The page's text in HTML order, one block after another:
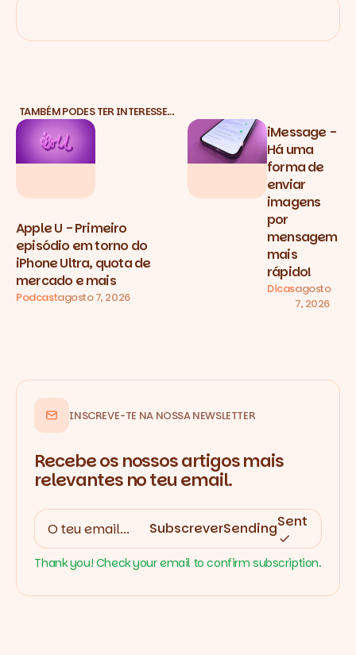
TAMBÉM PODES TER INTERESSE…
Apple U - Primeiro
episódio em torno do
iPhone Ultra, quota de
mercado e mais
Podcastagosto 7, 2026
iMessage -
Há uma
forma de
enviar
imagens
por
mensagem
mais
rápido!
Dicasagosto
7, 2026
INSCREVE-TE NA NOSSA NEWSLETTER
Recebe os nossos artigos mais
relevantes no teu email.
SubscreverSendingSent
Thank you! Check your email to confirm subscription.